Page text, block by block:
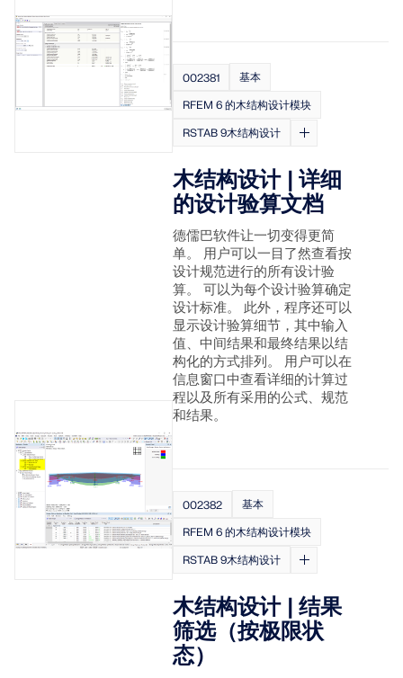
002381
基本
RFEM 6 的木结构设计模块
RSTAB 9木结构设计
木结构设计 | 详细
的设计验算文档
德儒巴软件让一切变得更简
单。 用户可以一目了然查看按
设计规范进行的所有设计验
算。 可以为每个设计验算确定
设计标准。 此外，程序还可以
显示设计验算细节，其中输入
值、中间结果和最终结果以结
构化的方式排列。 用户可以在
信息窗口中查看详细的计算过
程以及所有采用的公式、规范
和结果。
002382
基本
RFEM 6 的木结构设计模块
RSTAB 9木结构设计
木结构设计 | 结果
筛选（按极限状
态）